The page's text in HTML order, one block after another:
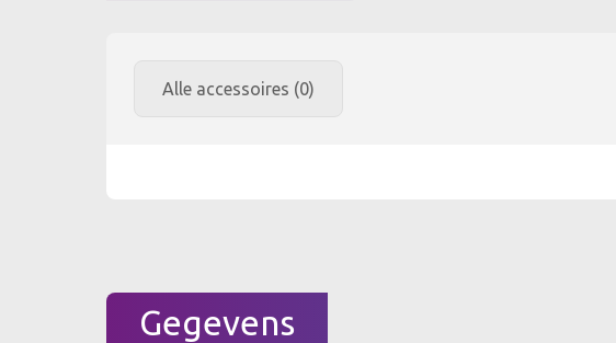
Alle accessoires (0)
Gegevens